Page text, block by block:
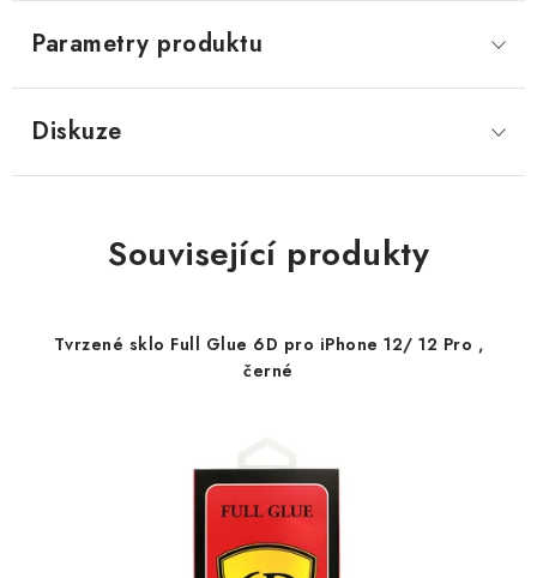
Parametry produktu
Diskuze
Související produkty
Tvrzené sklo Full Glue 6D pro iPhone 12/ 12 Pro ,
černé